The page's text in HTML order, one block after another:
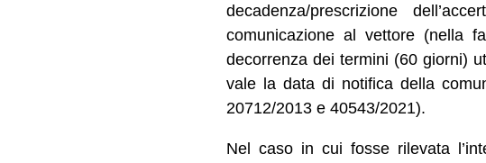
decadenza/prescrizione
comunicazione al vettore (nella
decorrenza dei termini (60 giorni)
vale la data di notifica della
20712/2013 e 40543/2021).
Nel caso in cui fosse rilevata